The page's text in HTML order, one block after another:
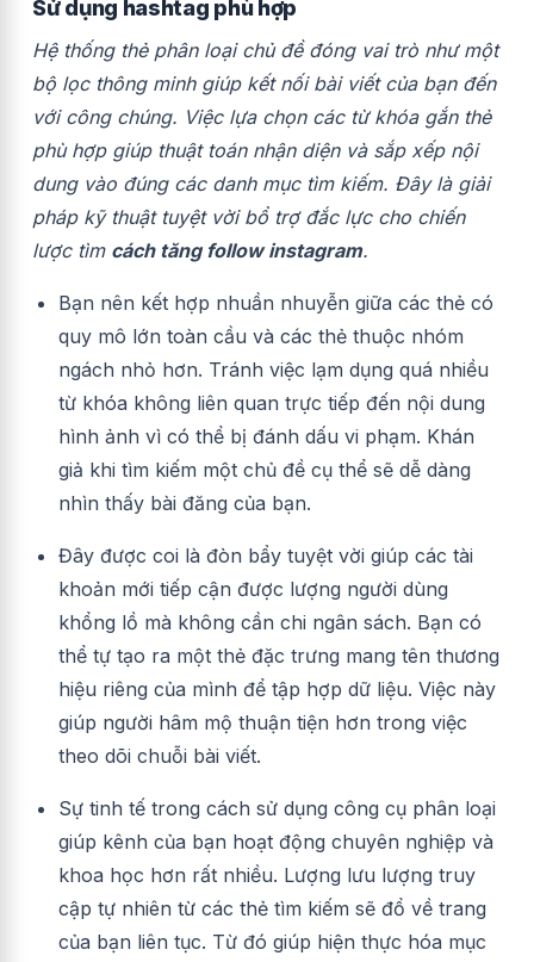
Sử dụng hashtag phù hợp
Hệ thống thẻ phân loại chủ đề đóng vai trò như một
bộ lọc thông minh giúp kết nối bài viết của bạn đến
với công chúng. Việc lựa chọn các từ khóa gắn thẻ
phù hợp giúp thuật toán nhận diện và sắp xếp nội
dung vào đúng các danh mục tìm kiếm. Đây là giải
pháp kỹ thuật tuyệt vời bổ trợ đắc lực cho chiến
lược tìm cách tăng follow instagram.
Bạn nên kết hợp nhuần nhuyễn giữa các thẻ có
quy mô lớn toàn cầu và các thẻ thuộc nhóm
ngách nhỏ hơn. Tránh việc lạm dụng quá nhiều
từ khóa không liên quan trực tiếp đến nội dung
hình ảnh vì có thể bị đánh dấu vi phạm. Khán
giả khi tìm kiếm một chủ đề cụ thể sẽ dễ dàng
nhìn thấy bài đăng của bạn.
Đây được coi là đòn bẩy tuyệt vời giúp các tài
khoản mới tiếp cận được lượng người dùng
khổng lồ mà không cần chi ngân sách. Bạn có
thể tự tạo ra một thẻ đặc trưng mang tên thương
hiệu riêng của mình để tập hợp dữ liệu. Việc này
giúp người hâm mộ thuận tiện hơn trong việc
theo dõi chuỗi bài viết.
Sự tinh tế trong cách sử dụng công cụ phân loại
giúp kênh của bạn hoạt động chuyên nghiệp và
khoa học hơn rất nhiều. Lượng lưu lượng truy
cập tự nhiên từ các thẻ tìm kiếm sẽ đổ về trang
của bạn liên tục. Từ đó giúp hiện thực hóa mục